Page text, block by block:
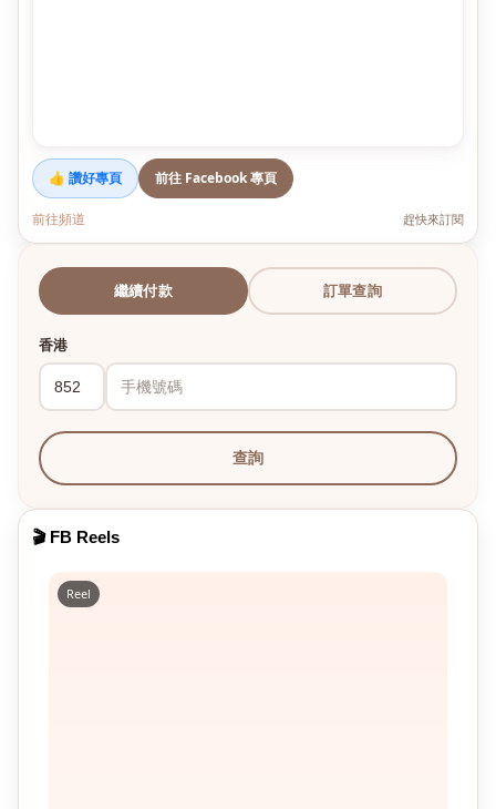
👍 讚好專頁 前往 Facebook 專頁
前往頻道 趕快來訂閱
繼續付款 訂單查詢
香港
查詢
🎬 FB Reels
Reel